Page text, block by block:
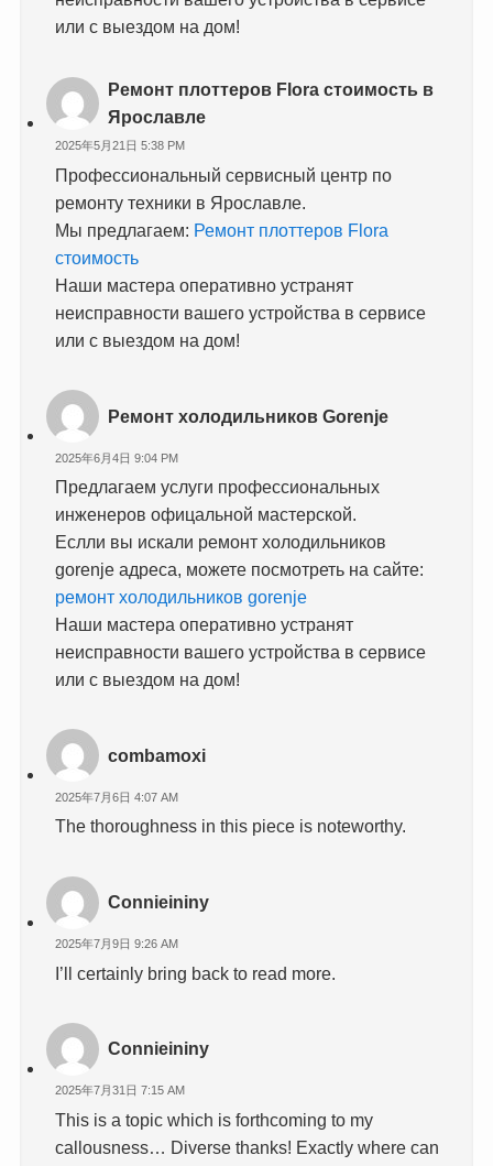
или с выездом на дом!
Ремонт плоттеров Flora стоимость в
Ярославле
2025年5月21日 5:38 PM
Профессиональный сервисный центр по
ремонту техники в Ярославле.
Мы предлагаем: Ремонт плоттеров Flora
стоимость
Наши мастера оперативно устранят
неисправности вашего устройства в сервисе
или с выездом на дом!
Ремонт холодильников Gorenje
2025年6月4日 9:04 PM
Предлагаем услуги профессиональных
инженеров офицальной мастерской.
Еслли вы искали ремонт холодильников
gorenje адреса, можете посмотреть на сайте:
ремонт холодильников gorenje
Наши мастера оперативно устранят
неисправности вашего устройства в сервисе
или с выездом на дом!
combamoxi
2025年7月6日 4:07 AM
The thoroughness in this piece is noteworthy.
Connieininy
2025年7月9日 9:26 AM
I’ll certainly bring back to read more.
Connieininy
2025年7月31日 7:15 AM
This is a topic which is forthcoming to my
callousness… Diverse thanks! Exactly where can